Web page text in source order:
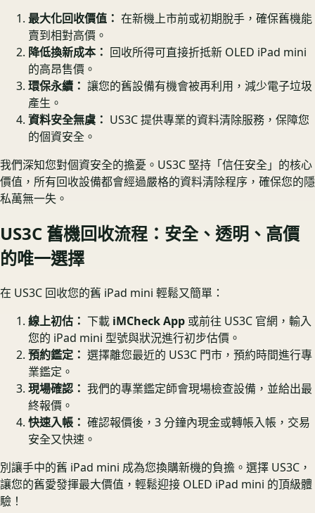
最大化回收價值： 在新機上市前或初期脫手，確保舊機能
賣到相對高價。
降低換新成本： 回收所得可直接折抵新 OLED iPad mini
的高昂售價。
環保永續： 讓您的舊設備有機會被再利用，減少電子垃圾
產生。
資料安全無虞： US3C 提供專業的資料清除服務，保障您
的個資安全。
我們深知您對個資安全的擔憂。US3C 堅持「信任安全」的核心
價值，所有回收設備都會經過嚴格的資料清除程序，確保您的隱
私萬無一失。
US3C 舊機回收流程：安全、透明、高價
的唯一選擇
在 US3C 回收您的舊 iPad mini 輕鬆又簡單：
線上初估： 下載 iMCheck App 或前往 US3C 官網，輸入
您的 iPad mini 型號與狀況進行初步估價。
預約鑑定： 選擇離您最近的 US3C 門市，預約時間進行專
業鑑定。
現場確認： 我們的專業鑑定師會現場檢查設備，並給出最
終報價。
快速入帳： 確認報價後，3 分鐘內現金或轉帳入帳，交易
安全又快速。
別讓手中的舊 iPad mini 成為您換購新機的負擔。選擇 US3C，
讓您的舊愛發揮最大價值，輕鬆迎接 OLED iPad mini 的頂級體
驗！